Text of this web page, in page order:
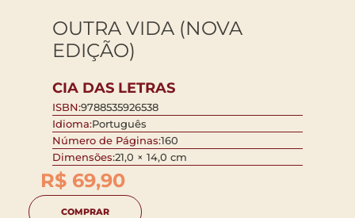
OUTRA VIDA (NOVA
EDIÇÃO)
CIA DAS LETRAS
ISBN:9788535926538
Idioma:Português
Número de Páginas:160
Dimensões:21,0 × 14,0 cm
R$ 69,90
COMPRAR